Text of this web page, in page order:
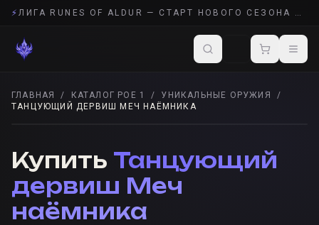
⚡ ЛИГА RUNES OF ALDUR — СТАРТ НОВОГО СЕЗОНА POE 2
ГЛАВНАЯ / КАТАЛОГ POE 1 / УНИКАЛЬНЫЕ ОРУЖИЯ
/
ТАНЦУЮЩИЙ ДЕРВИШ МЕЧ НАЁМНИКА
Купить Танцующий
дервиш Меч
наёмника